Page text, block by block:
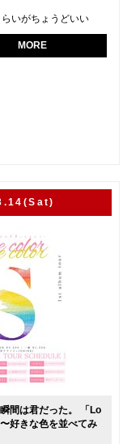
いがちょうどいい
MORE
間は君だった。 「Lo
好きな色を並べてみ